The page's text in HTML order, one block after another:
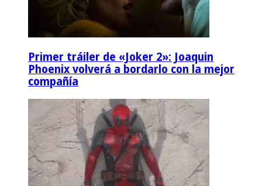
Primer tráiler de «Joker 2»: Joaquin
Phoenix volverá a bordarlo con la mejor
compañía